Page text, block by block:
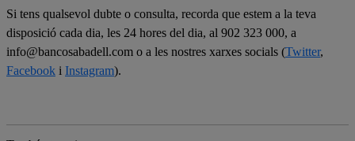
Si tens qualsevol dubte o consulta, recorda que estem a la teva
disposició cada dia, les 24 hores del dia, al 902 323 000, a
info@bancosabadell.com o a les nostres xarxes socials (Twitter,
Facebook i Instagram).